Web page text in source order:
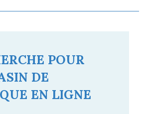
POUR
DE
EN LIGNE